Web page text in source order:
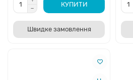
КУПИТИ
Швидке замовлення